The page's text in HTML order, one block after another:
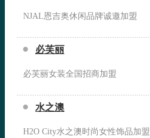
NJAL恩吉奥休闲品牌诚邀加盟
必芙丽
必芙丽女装全国招商加盟
水之澳
H2O City水之澳时尚女性饰品加盟